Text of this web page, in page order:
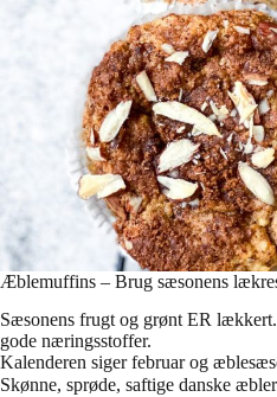
Æblemuffins – Brug sæsonens
Sæsonens frugt og grønt ER
gode næringsstoffer.
Kalenderen siger februar og
Skønne, sprøde, saftige danske